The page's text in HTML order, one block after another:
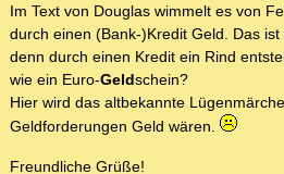
Im Text von Douglas wimmelt es von
durch einen (Bank-)Kredit Geld. Das
denn durch einen Kredit ein Rind
wie ein Euro-Geldschein?
Hier wird das altbekannte
Geldforderungen Geld wären.
Freundliche Grüße!